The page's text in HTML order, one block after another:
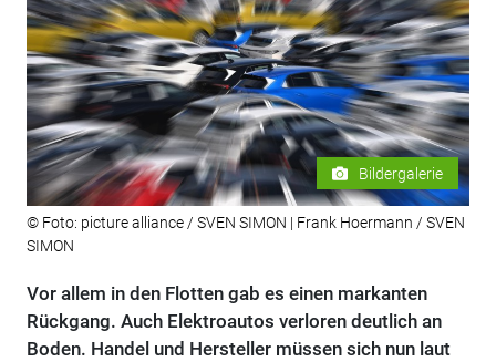
Bildergalerie
© Foto: picture alliance / SVEN SIMON | Frank Hoermann / SVEN
SIMON
Vor allem in den Flotten gab es einen markanten
Rückgang. Auch Elektroautos verloren deutlich an
Boden. Handel und Hersteller müssen sich nun laut